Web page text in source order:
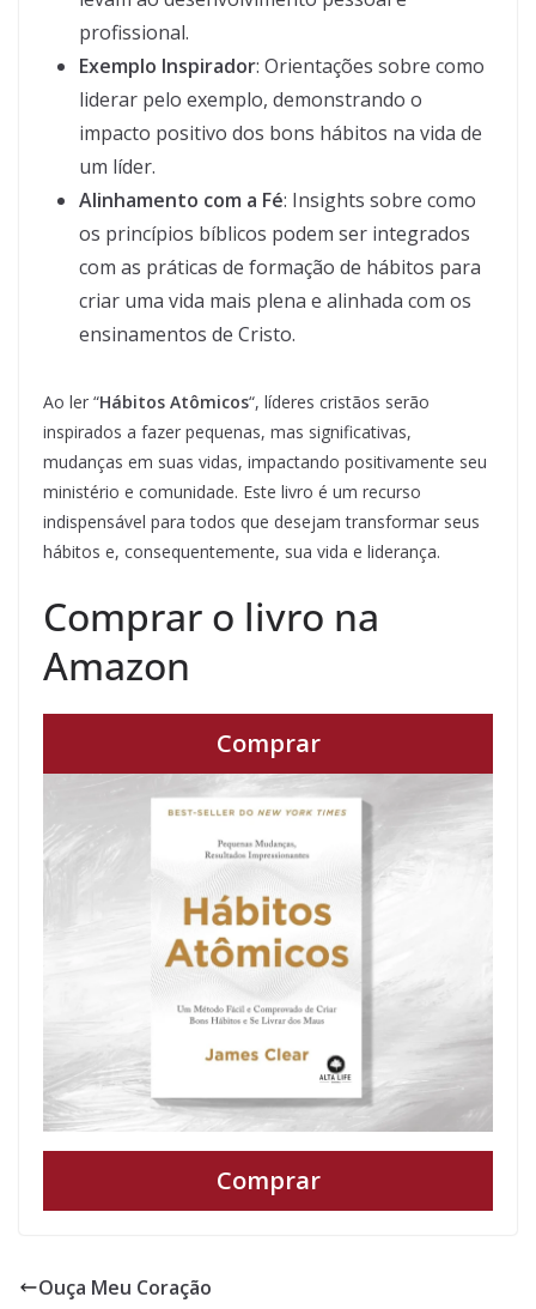
profissional.
Exemplo Inspirador: Orientações sobre como
liderar pelo exemplo, demonstrando o
impacto positivo dos bons hábitos na vida de
um líder.
Alinhamento com a Fé: Insights sobre como
os princípios bíblicos podem ser integrados
com as práticas de formação de hábitos para
criar uma vida mais plena e alinhada com os
ensinamentos de Cristo.
Ao ler “Hábitos Atômicos“, líderes cristãos serão
inspirados a fazer pequenas, mas significativas,
mudanças em suas vidas, impactando positivamente seu
ministério e comunidade. Este livro é um recurso
indispensável para todos que desejam transformar seus
hábitos e, consequentemente, sua vida e liderança.
Comprar o livro na
Amazon
Comprar
Comprar
Ouça Meu Coração